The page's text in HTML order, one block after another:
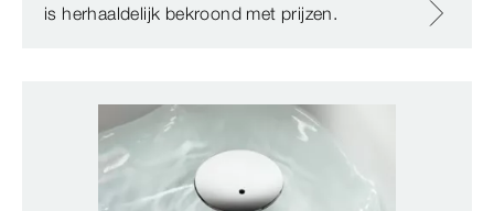
is herhaaldelijk bekroond met prijzen.